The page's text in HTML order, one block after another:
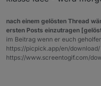
Der Adapter
https://github.com/
ab, das hier gepostet
https://
Siehe
Mit diesem Adapter
https://
nach einem gelösten Thread
ersten Posts einzutragen
im Beitrag wenn er euch
https://picpick.app/en/download/
https://www.screentogif.com/